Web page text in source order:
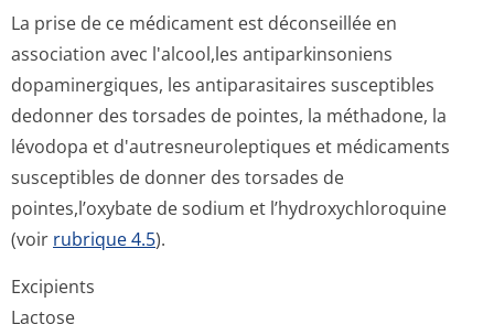
La prise de ce médicament est déconseillée en
association avec l'alcool,les antiparkinsoniens
dopaminergiques, les antiparasitaires susceptibles
dedonner des torsades de pointes, la méthadone, la
lévodopa et d'autresneuro­leptiques et médicaments
susceptibles de donner des torsades de
pointes,l’oxybate de sodium et l’hydroxychlo­roquine
(voir rubrique 4.5).
Excipients
Lactose